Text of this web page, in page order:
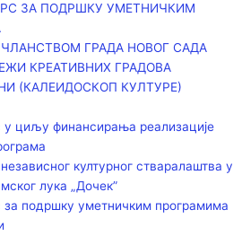
ЗА ПОДРШКУ УМЕТНИЧКИМ
ГРАДА НОВОГ САДА
КРЕАТИВНИХ ГРАДОВА
(КАЛЕИДОСКОП КУЛТУРЕ)
у циљу финансирања реализације
културног стваралаштва у
лука „Дочек”
за подршку уметничким програмима